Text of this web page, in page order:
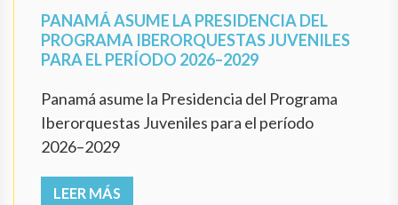
PANAMÁ ASUME LA PRESIDENCIA DEL
PROGRAMA IBERORQUESTAS JUVENILES
PARA EL PERÍODO 2026–2029
Panamá asume la Presidencia del Programa
Iberorquestas Juveniles para el período
2026–2029
LEER MÁS